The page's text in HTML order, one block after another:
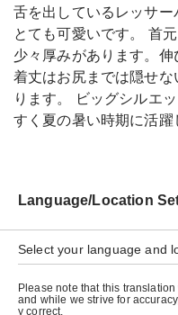
舌を出しているレッサー
とても可愛いです。 首
少々厚みがあります。伸
着丈はお尻までは隠せ
ります。 ビッグシルエ
すく夏の暑い時期に活躍
Language/Location
Select your language and
Please note that this
and while we strive for
y correct.